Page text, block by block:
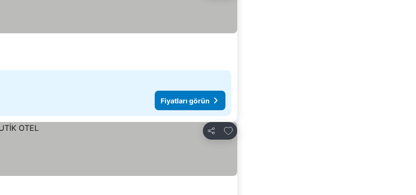
Fiyatları görün
Paylaş
Favorilerime ekle